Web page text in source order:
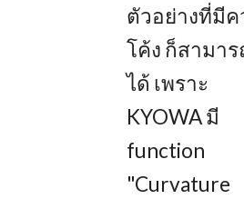
ตัวอย่างที่มีค
โค้ง ก็สามา
ได้ เพราะ
KYOWA มี
function
"Curvature